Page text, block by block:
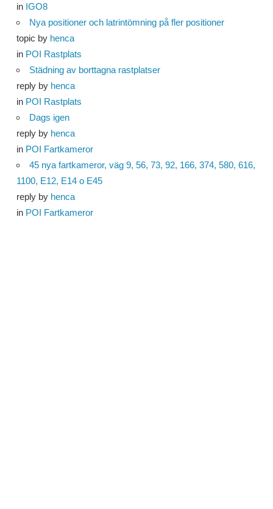
in IGO8
Nya positioner och latrintömning på fler positioner
topic by henca
in POI Rastplats
Städning av borttagna rastplatser
reply by henca
in POI Rastplats
Dags igen
reply by henca
in POI Fartkameror
45 nya fartkameror, väg 9, 56, 73, 92, 166, 374, 580, 616,
1100, E12, E14 o E45
reply by henca
in POI Fartkameror